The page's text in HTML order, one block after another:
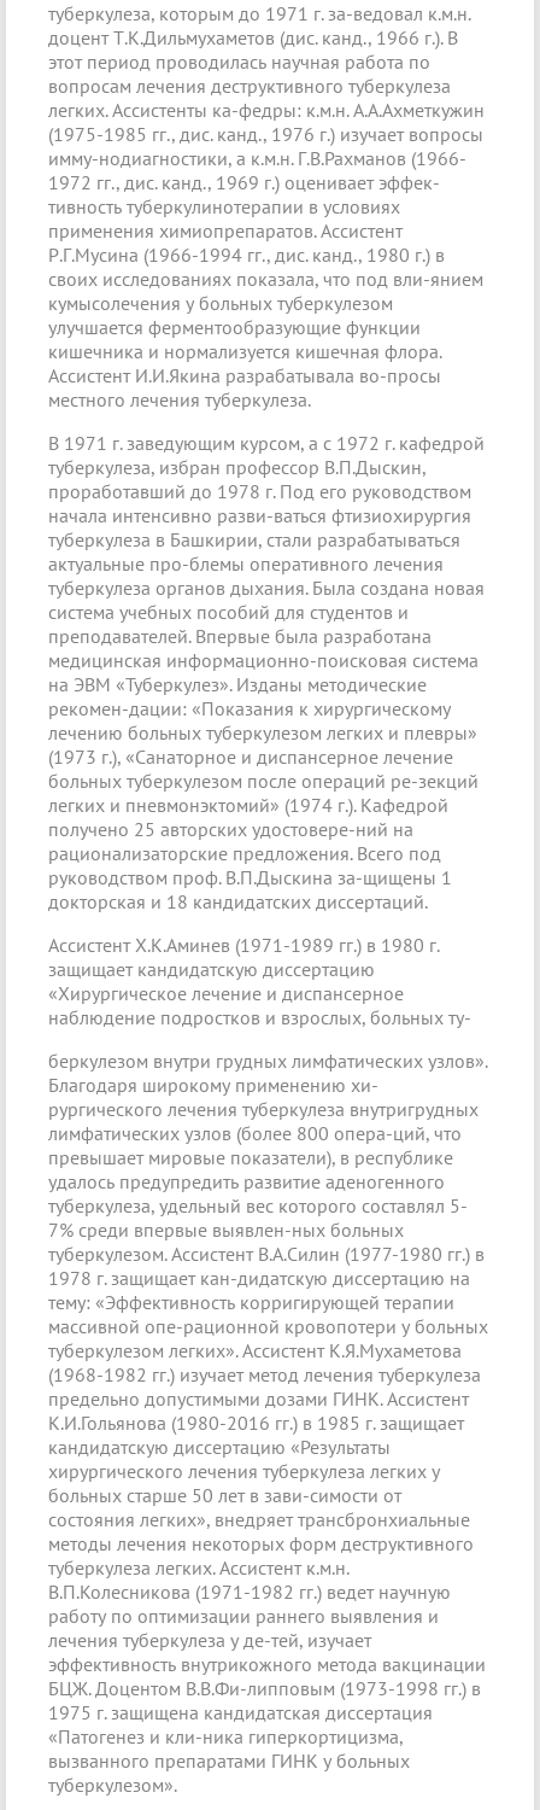
туберкулеза, которым до 1971 г. за-ведовал к.м.н.
доцент Т.К.Дильмухаметов (дис. канд., 1966 г.). В
этот период проводилась научная работа по
вопросам лечения деструктивного туберкулеза
легких. Ассистенты ка-федры: к.м.н. А.А.Ахметкужин
(1975-1985 гг., дис. канд., 1976 г.) изучает вопросы
имму-нодиагностики, а к.м.н. Г.В.Рахманов (1966-
1972 гг., дис. канд., 1969 г.) оценивает эффек-
тивность туберкулинотерапии в условиях
применения химиопрепаратов. Ассистент
Р.Г.Мусина (1966-1994 гг., дис. канд., 1980 г.) в
своих исследованиях показала, что под вли-янием
кумысолечения у больных туберкулезом
улучшается ферментообразующие функции
кишечника и нормализуется кишечная флора.
Ассистент И.И.Якина разрабатывала во-просы
местного лечения туберкулеза.
В 1971 г. заведующим курсом, а с 1972 г. кафедрой
туберкулеза, избран профессор В.П.Дыскин,
проработавший до 1978 г. Под его руководством
начала интенсивно разви-ваться фтизиохирургия
туберкулеза в Башкирии, стали разрабатываться
актуальные про-блемы оперативного лечения
туберкулеза органов дыхания. Была создана новая
система учебных пособий для студентов и
преподавателей. Впервые была разработана
медицинская информационно-поисковая система
на ЭВМ «Туберкулез». Изданы методические
рекомен-дации: «Показания к хирургическому
лечению больных туберкулезом легких и плевры»
(1973 г.), «Санаторное и диспансерное лечение
больных туберкулезом после операций ре-зекций
легких и пневмонэктомий» (1974 г.). Кафедрой
получено 25 авторских удостовере-ний на
рационализаторские предложения. Всего под
руководством проф. В.П.Дыскина за-щищены 1
докторская и 18 кандидатских диссертаций.
Ассистент Х.К.Аминев (1971-1989 гг.) в 1980 г.
защищает кандидатскую диссертацию
«Хирургическое лечение и диспансерное
наблюдение подростков и взрослых, больных ту-
беркулезом внутри грудных лимфатических узлов».
Благодаря широкому применению хи-
рургического лечения туберкулеза внутригрудных
лимфатических узлов (более 800 опера-ций, что
превышает мировые показатели), в республике
удалось предупредить развитие аденогенного
туберкулеза, удельный вес которого составлял 5-
7% среди впервые выявлен-ных больных
туберкулезом. Ассистент В.А.Силин (1977-1980 гг.) в
1978 г. защищает кан-дидатскую диссертацию на
тему: «Эффективность корригирующей терапии
массивной опе-рационной кровопотери у больных
туберкулезом легких». Ассистент К.Я.Мухаметова
(1968-1982 гг.) изучает метод лечения туберкулеза
предельно допустимыми дозами ГИНК. Ассистент
К.И.Гольянова (1980-2016 гг.) в 1985 г. защищает
кандидатскую диссертацию «Результаты
хирургического лечения туберкулеза легких у
больных старше 50 лет в зави-симости от
состояния легких», внедряет трансбронхиальные
методы лечения некоторых форм деструктивного
туберкулеза легких. Ассистент к.м.н.
В.П.Колесникова (1971-1982 гг.) ведет научную
работу по оптимизации раннего выявления и
лечения туберкулеза у де-тей, изучает
эффективность внутрикожного метода вакцинации
БЦЖ. Доцентом В.В.Фи-липповым (1973-1998 гг.) в
1975 г. защищена кандидатская диссертация
«Патогенез и кли-ника гиперкортицизма,
вызванного препаратами ГИНК у больных
туберкулезом».